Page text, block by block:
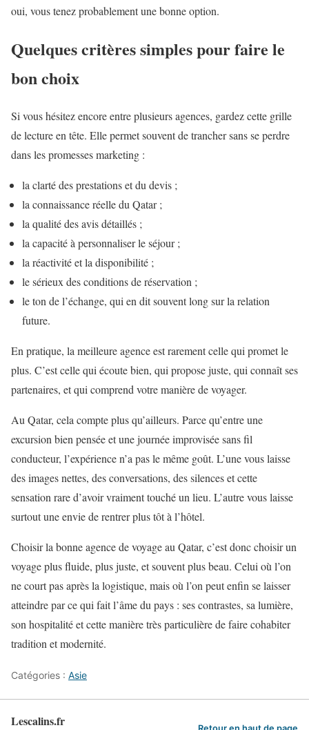
oui, vous tenez probablement une bonne option.
Quelques critères simples pour faire le
bon choix
Si vous hésitez encore entre plusieurs agences, gardez cette grille
de lecture en tête. Elle permet souvent de trancher sans se perdre
dans les promesses marketing :
la clarté des prestations et du devis ;
la connaissance réelle du Qatar ;
la qualité des avis détaillés ;
la capacité à personnaliser le séjour ;
la réactivité et la disponibilité ;
le sérieux des conditions de réservation ;
le ton de l’échange, qui en dit souvent long sur la relation
future.
En pratique, la meilleure agence est rarement celle qui promet le
plus. C’est celle qui écoute bien, qui propose juste, qui connaît ses
partenaires, et qui comprend votre manière de voyager.
Au Qatar, cela compte plus qu’ailleurs. Parce qu’entre une
excursion bien pensée et une journée improvisée sans fil
conducteur, l’expérience n’a pas le même goût. L’une vous laisse
des images nettes, des conversations, des silences et cette
sensation rare d’avoir vraiment touché un lieu. L’autre vous laisse
surtout une envie de rentrer plus tôt à l’hôtel.
Choisir la bonne agence de voyage au Qatar, c’est donc choisir un
voyage plus fluide, plus juste, et souvent plus beau. Celui où l’on
ne court pas après la logistique, mais où l’on peut enfin se laisser
atteindre par ce qui fait l’âme du pays : ses contrastes, sa lumière,
son hospitalité et cette manière très particulière de faire cohabiter
tradition et modernité.
Catégories : Asie
Lescalins.fr